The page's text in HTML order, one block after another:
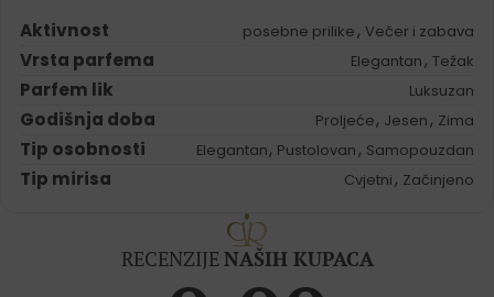
Aktivnost posebne prilike , Večer i zabava
Vrsta parfema Elegantan , Težak
Parfem lik Luksuzan
Godišnja doba Proljeće, Jesen , Zima
Tip osobnosti Elegantan, Pustolovan , Samopouzdan
Tip mirisa Cvjetni , Začinjeno
RECENZIJE NAŠIH KUPACA